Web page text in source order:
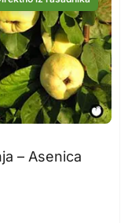
– Asenica